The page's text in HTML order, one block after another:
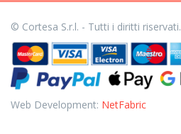
© Cortesa S.r.l. - Tutti i diritti riservati.
Web Development: NetFabric